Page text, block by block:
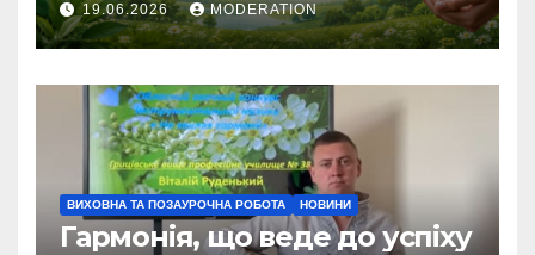
19.06.2026 MODERATION
ВИХОВНА ТА ПОЗАУРОЧНА РОБОТА НОВИНИ
Гармонія, що веде до успіху